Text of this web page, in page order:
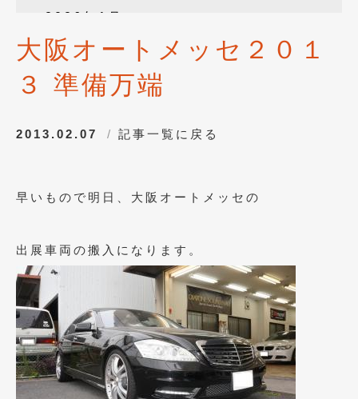
2026年1月
2025年12月 (3)
2025年10月(1)
2024年12月 (1)
2024年7月 (1)
2024年4月(1)
2024年1月
2023年12月(2)
2023年11月(1)
2023年10月 (2)
大阪オートメッセ２０１
３ 準備万端
2013.02.07 記事一覧に戻る
早いもので明日、大阪オートメッセの
出展車両の搬入になります。